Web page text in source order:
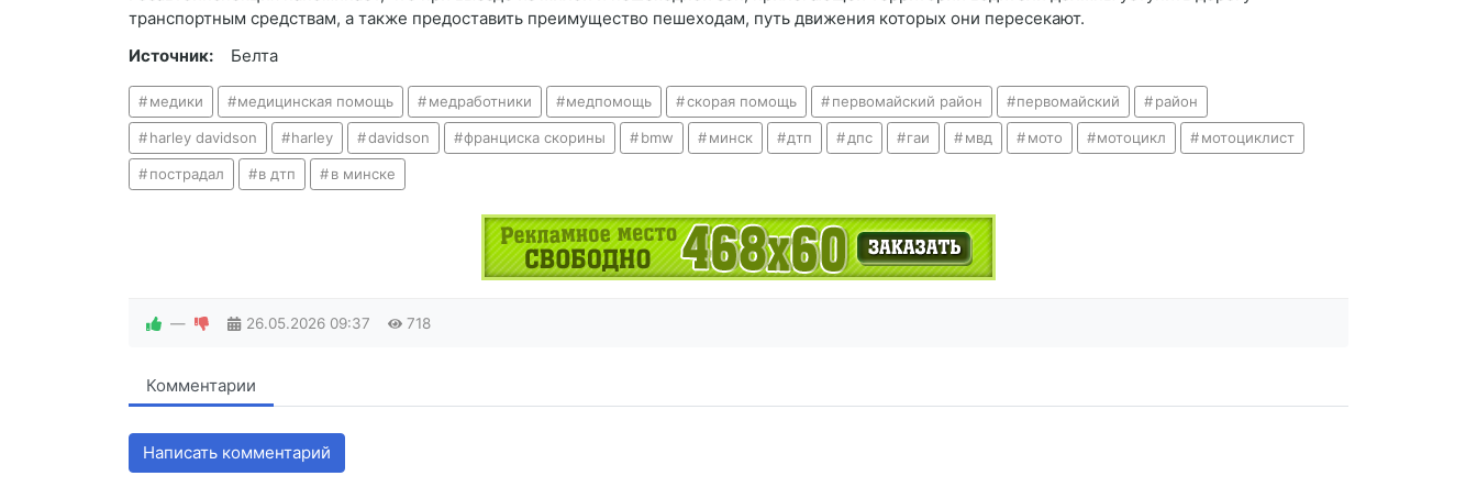
транспортным средствам, а также предоставить преимущество пешеходам, путь движения которых они пересекают.
Источник:
Белта
медики медицинская помощь медработники медпомощь скорая помощь первомайский район первомайский район
harley davidson harley davidson франциска скорины bmw минск дтп дпс гаи мвд мото мотоцикл мотоциклист
пострадал в дтп в минске
— 26.05.2026 09:37 718
Комментарии
Написать комментарий